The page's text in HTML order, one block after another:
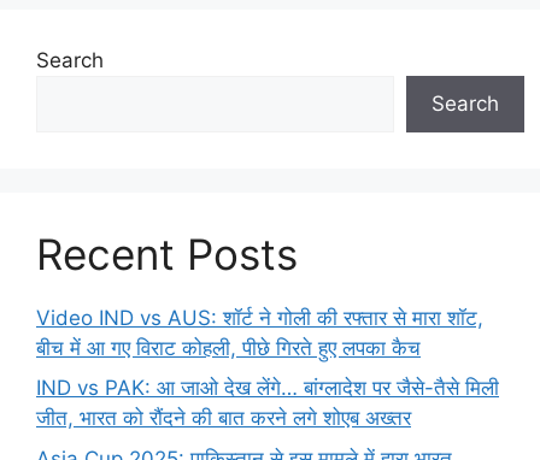
Search
Search
Recent Posts
Video IND vs AUS: शॉर्ट ने गोली की रफ्तार से मारा शॉट,
बीच में आ गए विराट कोहली, पीछे गिरते हुए लपका कैच
IND vs PAK: आ जाओ देख लेंगे… बांग्लादेश पर जैसे-तैसे मिली
जीत, भारत को रौंदने की बात करने लगे शोएब अख्तर